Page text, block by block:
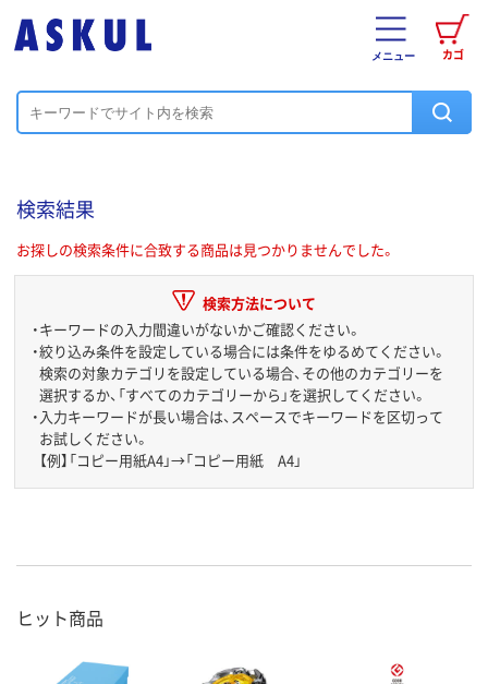
カゴ
メニュー
検索結果
お探しの検索条件に合致する商品は見つかりませんでした。
検索方法について
・キーワードの入力間違いがないかご確認ください。
・絞り込み条件を設定している場合には条件をゆるめてください。
検索の対象カテゴリを設定している場合、その他のカテゴリーを
選択するか、「すべてのカテゴリーから」を選択してください。
・ 入力キーワードが長い場合は、スペースでキーワードを区切って
お試しください。
【例】「コピー用紙A4」→「コピー用紙 A4」
ヒット商品